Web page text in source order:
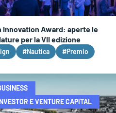
Innovation Award: aperte le
per la VII edizione
#Nautica #Premio
E VENTURE CAPITAL